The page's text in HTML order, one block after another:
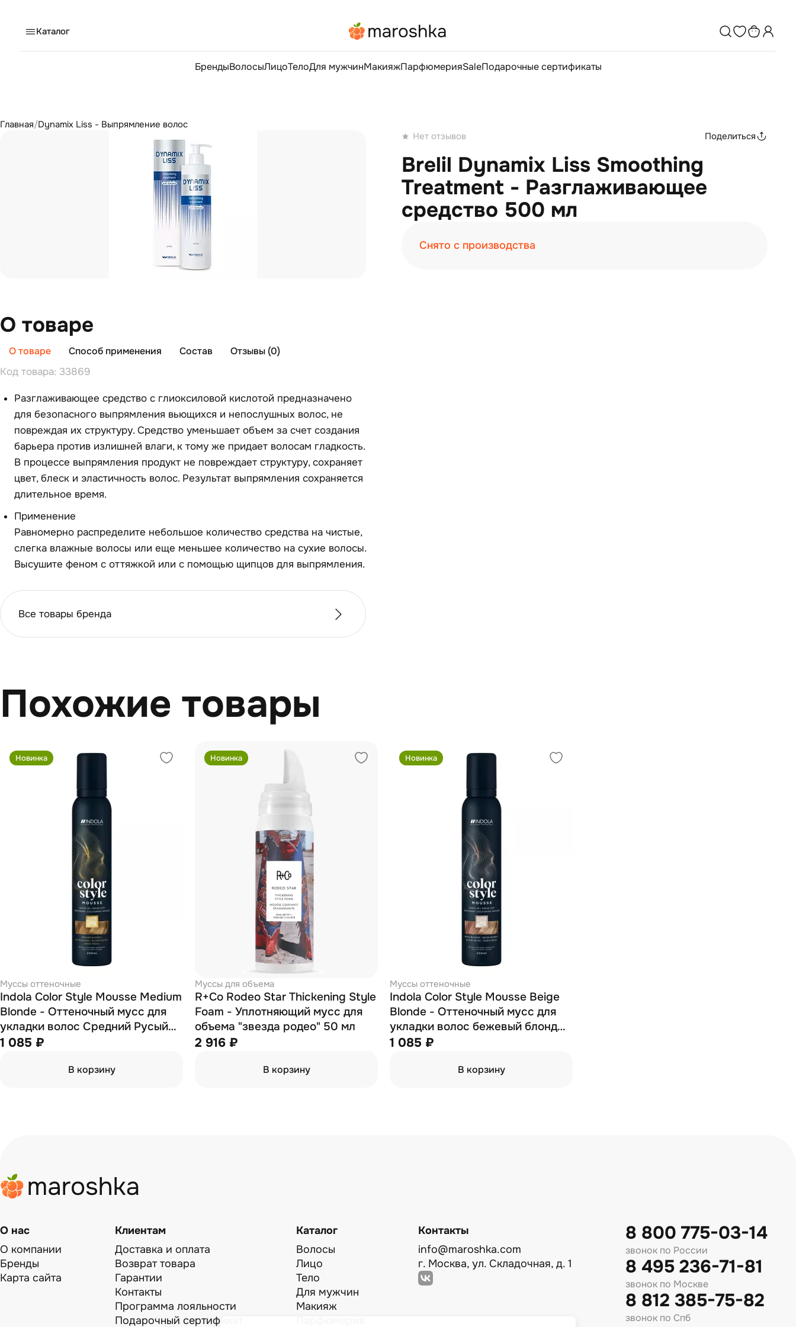
Каталог
БрендыВолосыЛицоТелоДля мужчинМакияжПарфюмерияSaleПодарочные сертификаты
Главная/Dynamix Liss - Выпрямление волос
Нет отзывов
Поделиться
Brelil Dynamix Liss Smoothing
Treatment - Разглаживающее
средство 500 мл
Снято с производства
О товаре
О товаре Способ применения Состав
Отзывы (0)
Код товара: 33869
Разглаживающее сре­дство с глиоксиловой кислотой предназначено
для безо­пасного выпрямления вьющихся и непослушных волос, не
повре­ждая их структуру. Средство уменьшает объем за счет созда­ния
барьера против излишней влаги, к тому же при­дает волосам гладкость.
В процессе выпрямления про­дукт не повреждает структуру, сохраняет
цвет, бле­ск и эластичность волос. Результат выпрямления сохра­няется
длительное время.
Применение
Равномерно распределите небольшое количество средства на чистые,
сле­гка влажные волосы или еще меньшее количество на сухие воло­сы.
Высушите феном с оттяжкой или с помощью щипцов для выпря­мления.
Все товары бренда
Похожие товары
Новинка
Муссы оттеночные
Indola Color Style Mousse Medium
Blonde - Оттеночный мусс для
укладки волос Средний Русый
200 мл
1 085 ₽
В корзину
Новинка
Муссы для объема
R+Co Rodeo Star Thickening Style
Foam - Уплотняющий мусс для
объема "звезда родео" 50 мл
2 916 ₽
В корзину
Новинка
Муссы оттеночные
Indola Color Style Mousse Beige
Blonde - Оттеночный мусс для
укладки волос бежевый блонд
200 мл
1 085 ₽
В корзину
О нас
О компании
Бренды
Карта сайта
Клиентам
Доставка и оплата
Возврат товара
Гарантии
Контакты
Программа лояльности
Подарочный сертификат
Каталог
Волосы
Лицо
Тело
Для мужчин
Макияж
Контакты
info@maroshka.com
г. Москва, ул. Складочная, д. 1
8 800 775-03-14
звонок по России
8 495 236-71-81
звонок по Москве
8 812 385-75-82
звонок по Спб